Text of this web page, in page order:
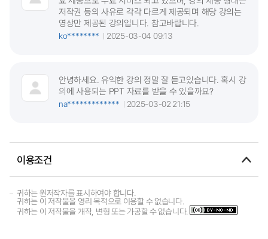
저작권 등의 사유로 각각 다르게 제공되며 해당 강의는
영상만 제공된 강의입니다. 참고바랍니다.
ko********
2025-03-04 09:13
안녕하세요. 유익한 강의 정말 잘 듣고있습니다. 혹시 강
의에 사용되는 PPT 자료를 받을 수 있을까요?
na*************
2025-03-02 21:15
이용조건
귀하는 원저작자를 표시하여야 합니다.
귀하는 이 저작물을 영리 목적으로 이용할 수 없습니다.
귀하는 이 저작물을 개작, 변형 또는 가공할 수 없습니다.